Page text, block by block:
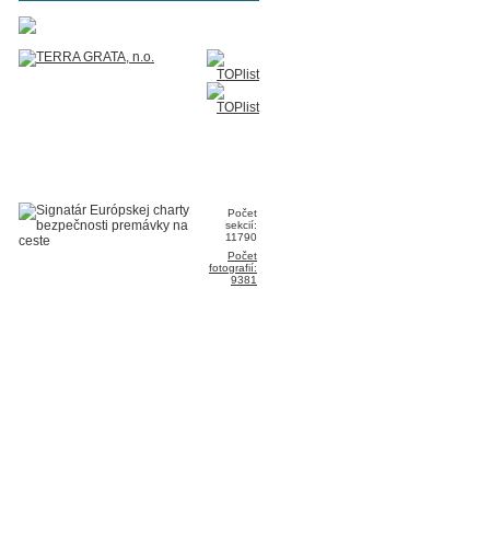
Počet
sekcií:
11790
Počet
fotografií:
9381